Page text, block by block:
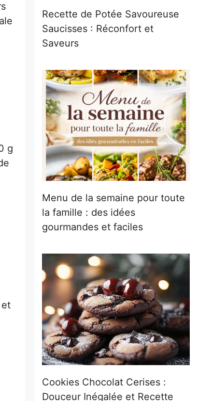
g
Recette de Potée Savoureuse
Saucisses : Réconfort et
Saveurs
Menu de la semaine pour toute
la famille : des idées
gourmandes et faciles
Cookies Chocolat Cerises :
Douceur Inégalée et Recette